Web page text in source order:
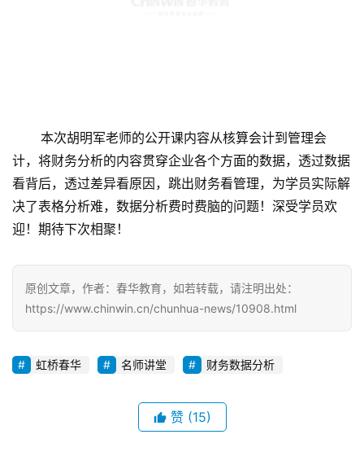
计，将财务分析的内容贯穿企业各个方面的数据，透过数据
看背后，透过差异看原因，跳出财务看管理，为学员实际解
决了表格分析难，数据分析费时费脑的问题！深受学员欢
迎！期待下次相聚！
原创文章，作者：春华教育，如若转载，请注明出处：
https://www.chinwin.cn/chunhua-news/10908.html
虹桥春华 名师讲堂 财务数据分析
赞 (15)